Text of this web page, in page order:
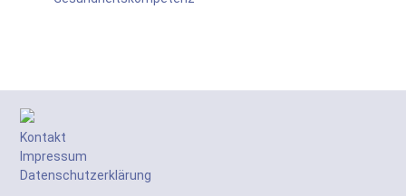
Kontakt
Impressum
Datenschutzerklärung